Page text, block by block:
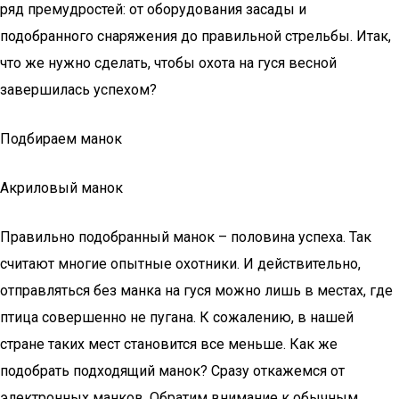
ряд премудростей: от оборудования засады и
подобранного снаряжения до правильной стрельбы. Итак,
что же нужно сделать, чтобы охота на гуся весной
завершилась успехом?
Подбираем манок
Акриловый манок
Правильно подобранный манок – половина успеха. Так
считают многие опытные охотники. И действительно,
отправляться без манка на гуся можно лишь в местах, где
птица совершенно не пугана. К сожалению, в нашей
стране таких мест становится все меньше. Как же
подобрать подходящий манок? Сразу откажемся от